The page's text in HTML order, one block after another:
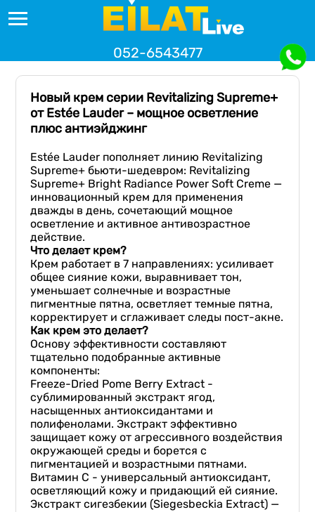
052-6543477
Новый крем серии Revitalizing Supreme+
от Estée Lauder – мощное осветление
плюс антиэйджинг
Estée Lauder пополняет линию Revitalizing
Supreme+ бьюти-шедевром: Revitalizing
Supreme+ Bright Radiance Power Soft Creme —
инновационный крем для применения
дважды в день, сочетающий мощное
осветление и активное антивозрастное
действие.
Что делает крем?
Крем работает в 7 направлениях: усиливает
общее сияние кожи, выравнивает тон,
уменьшает солнечные и возрастные
пигментные пятна, осветляет темные пятна,
корректирует и сглаживает следы пост-акне.
Как крем это делает?
Основу эффективности составляют
тщательно подобранные активные
компоненты:
Freeze-Dried Pome Berry Extract -
сублимированный экстракт ягод,
насыщенных антиоксидантами и
полифенолами. Экстракт эффективно
защищает кожу от агрессивного воздействия
окружающей среды и борется с
пигментацией и возрастными пятнами.
Витамин С - универсальный антиоксидант,
осветляющий кожу и придающий ей сияние.
Экстракт сигезбекии (Siegesbeckia Extract) —